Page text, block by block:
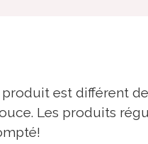
est différent
Les produits